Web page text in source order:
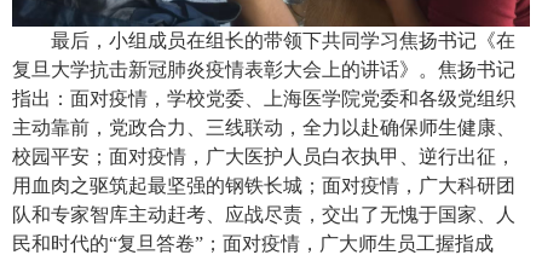
最后，小组成员在组长的带领下共同学习焦扬书记《在
复旦大学抗击新冠肺炎疫情表彰大会上的讲话》。焦扬书记
指出：面对疫情，学校党委、上海医学院党委和各级党组织
主动靠前，党政合力、三线联动，全力以赴确保师生健康、
校园平安；面对疫情，广大医护人员白衣执甲、逆行出征，
用血肉之驱筑起最坚强的钢铁长城；面对疫情，广大科研团
队和专家智库主动赶考、应战尽责，交出了无愧于国家、人
民和时代的“复旦答卷”；面对疫情，广大师生员工握指成